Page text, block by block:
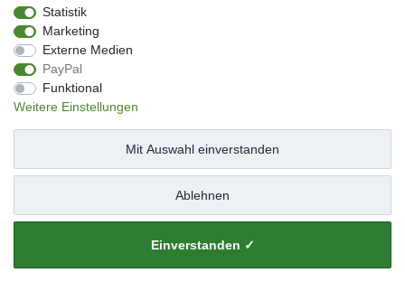
AGB
Impressum
Facebook
Newsletter An & Abmeldung
Impressum Daten­schutz­erklärung
Statistik
Marketing
Externe Medien
PayPal
Funktional
Weitere Einstellungen
Einverstanden ✓
Ablehnen
Mit Auswahl einverstanden